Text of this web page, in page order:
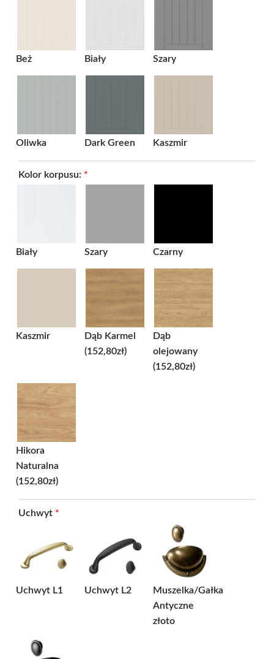
Beż Biały Szary
Oliwka Dark Green Kaszmir
Kolor korpusu: *
Biały Szary Czarny
Kaszmir
Dąb Karmel
(152,80zł)
Dąb
olejowany
(152,80zł)
Hikora
Naturalna
(152,80zł)
Uchwyt *
Uchwyt L1 Uchwyt L2
Muszelka/Gałka
Antyczne
złoto